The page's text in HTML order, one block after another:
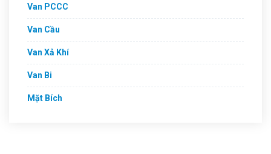
Van PCCC
Van Cầu
Van Xả Khí
Van Bi
Mặt Bích